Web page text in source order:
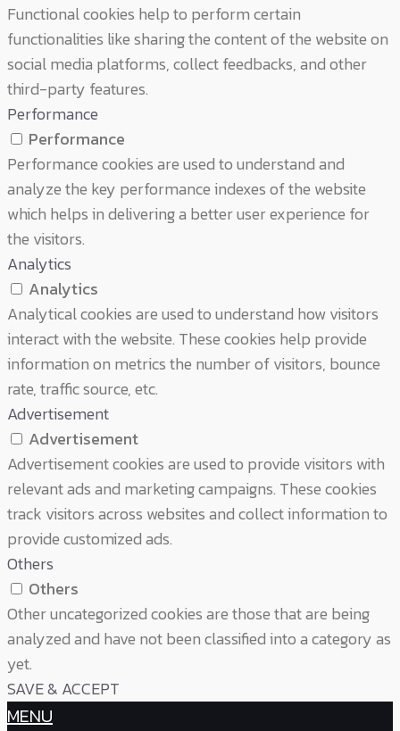
Functional cookies help to perform certain
functionalities like sharing the content of the website on
social media platforms, collect feedbacks, and other
third-party features.
Performance
Performance
Performance cookies are used to understand and
analyze the key performance indexes of the website
which helps in delivering a better user experience for
the visitors.
Analytics
Analytics
Analytical cookies are used to understand how visitors
interact with the website. These cookies help provide
information on metrics the number of visitors, bounce
rate, traffic source, etc.
Advertisement
Advertisement
Advertisement cookies are used to provide visitors with
relevant ads and marketing campaigns. These cookies
track visitors across websites and collect information to
provide customized ads.
Others
Others
Other uncategorized cookies are those that are being
analyzed and have not been classified into a category as
yet.
SAVE & ACCEPT
MENU